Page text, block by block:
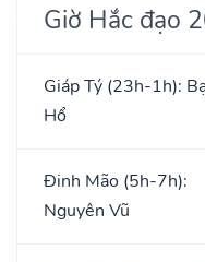
Giờ Hắc đạo
Giáp Tý (23h-1h):
Hổ
Đinh Mão (5h-7h):
Nguyên Vũ